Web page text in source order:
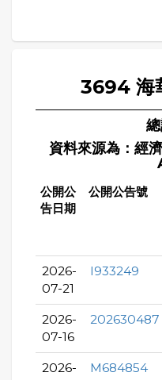
3694 海
資料來源為：經
公開公
告日期
公開公告號
2026-
07-21
I933249
2026-
07-16
202630487
2026-
M684854